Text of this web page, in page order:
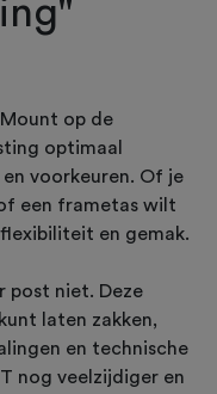
op de
optimaal
voorkeuren. Of je
een frametas wilt
en gemak.
post niet. Deze
laten zakken,
en technische
nog veelzijdiger en